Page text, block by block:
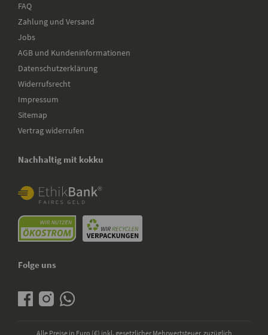
FAQ
Zahlung und Versand
Jobs
AGB und Kundeninformationen
Datenschutzerklärung
Widerrufsrecht
Impressum
Sitemap
Vertrag widerrufen
Nachhaltig mit kokku
Folge uns
Alle Preise in Euro (€) inkl. gesetzlicher Mehrwertsteuer, zuzüglich